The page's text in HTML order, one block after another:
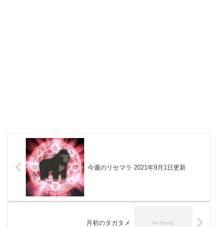
今週のリセマラ 2021年9月1日更新
月初のタガタメ